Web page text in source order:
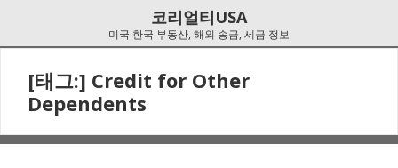
코리얼티USA
미국 한국 부동산, 해외 송금, 세금 정보
[태그:] Credit for Other
Dependents